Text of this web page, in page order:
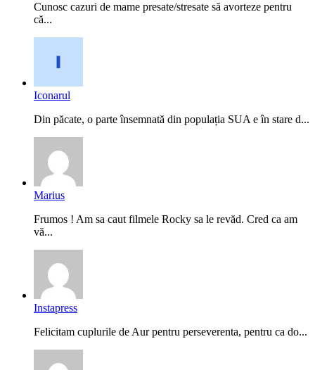
Cunosc cazuri de mame presate/stresate să avorteze pentru
că...
Iconarul
Din păcate, o parte însemnată din populația SUA e în stare d...
Marius
Frumos ! Am sa caut filmele Rocky sa le revăd. Cred ca am
vă...
Instapress
Felicitam cuplurile de Aur pentru perseverenta, pentru ca do...